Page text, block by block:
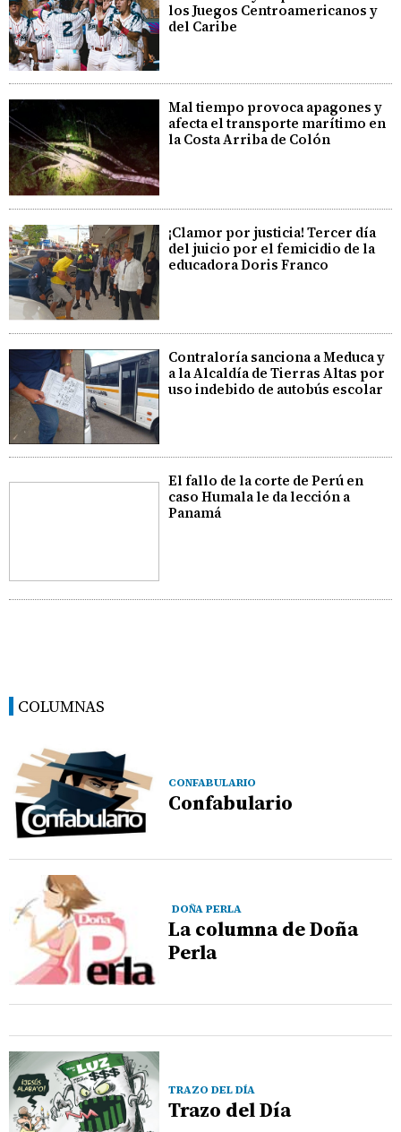
los Juegos Centroamericanos y
del Caribe
Mal tiempo provoca apagones y
afecta el transporte marítimo en
la Costa Arriba de Colón
¡Clamor por justicia! Tercer día
del juicio por el femicidio de la
educadora Doris Franco
Contraloría sanciona a Meduca y
a la Alcaldía de Tierras Altas por
uso indebido de autobús escolar
El fallo de la corte de Perú en
caso Humala le da lección a
Panamá
COLUMNAS
CONFABULARIO
Confabulario
DOÑA PERLA
La columna de Doña
Perla
TRAZO DEL DÍA
Trazo del Día